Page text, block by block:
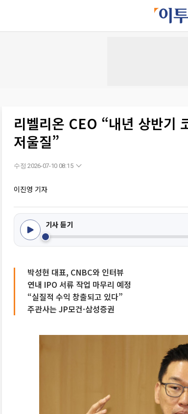
리벨리온 CEO “내년 상반기
저울질”
수정 2026-07-10 08:15
이진영 기자
기사 듣기
박성현 대표, CNBC와 인터뷰
연내 IPO 서류 작업 마무리 예정
“실질적 수익 창출되고 있다”
주관사는 JP모건·삼성증권